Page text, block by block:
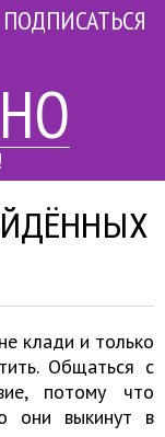
ПОДПИСАТЬСЯ
клади и только
Общаться с
потому что
они выкинут в